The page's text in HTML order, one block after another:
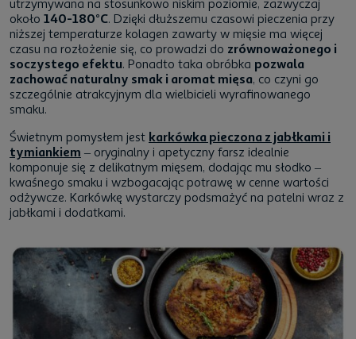
utrzymywana na stosunkowo niskim poziomie, zazwyczaj
około 140-180°C. Dzięki dłuższemu czasowi pieczenia przy
niższej temperaturze kolagen zawarty w mięsie ma więcej
czasu na rozłożenie się, co prowadzi do zrównoważonego i
soczystego efektu. Ponadto taka obróbka pozwala
zachować naturalny smak i aromat mięsa, co czyni go
szczególnie atrakcyjnym dla wielbicieli wyrafinowanego
smaku.
Świetnym pomysłem jest karkówka pieczona z jabłkami i
tymiankiem – oryginalny i apetyczny farsz idealnie
komponuje się z delikatnym mięsem, dodając mu słodko –
kwaśnego smaku i wzbogacając potrawę w cenne wartości
odżywcze. Karkówkę wystarczy podsmażyć na patelni wraz z
jabłkami i dodatkami.